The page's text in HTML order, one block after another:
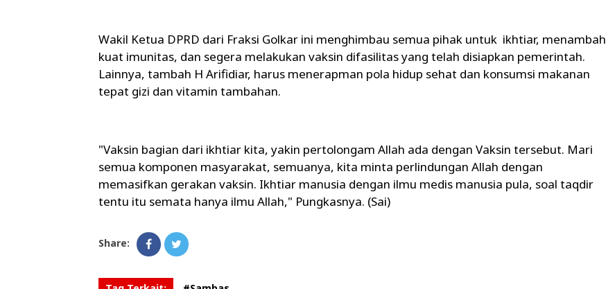
Wakil Ketua DPRD dari Fraksi Golkar ini menghimbau semua pihak untuk ikhtiar, menambah
kuat imunitas, dan segera melakukan vaksin difasilitas yang telah disiapkan pemerintah.
Lainnya, tambah H Arifidiar, harus menerapman pola hidup sehat dan konsumsi makanan
tepat gizi dan vitamin tambahan.
"Vaksin bagian dari ikhtiar kita, yakin pertolongam Allah ada dengan Vaksin tersebut. Mari
semua komponen masyarakat, semuanya, kita minta perlindungan Allah dengan
memasifkan gerakan vaksin. Ikhtiar manusia dengan ilmu medis manusia pula, soal taqdir
tentu itu semata hanya ilmu Allah," Pungkasnya. (Sai)
Share: